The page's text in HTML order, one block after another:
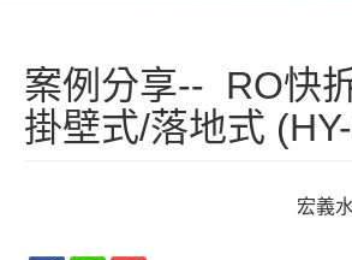
案例分享-- RO快
掛壁式/落地式
宏義